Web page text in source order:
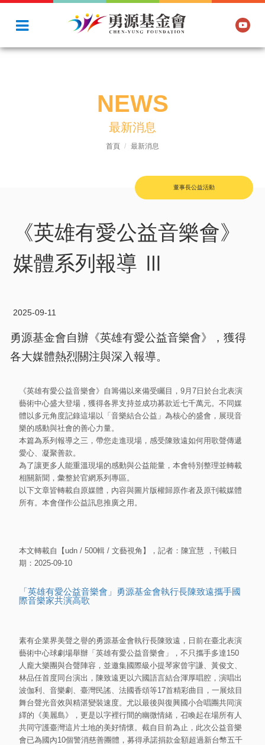
NEWS
最新消息
首頁 最新消息
董事長公益活動
《英雄有愛公益音樂會》
媒體系列報導 Ⅲ
2025-09-11
勇源基金會自辦《英雄有愛公益音樂會》，獲得
各大媒體熱烈關注與深入報導。
《英雄有愛公益音樂會》自籌備以來備受矚目，9月7日於台北表演
藝術中心盛大登場，獲得各界支持並成功募款近七千萬元。不同媒
體以多元角度記錄這場以「音樂結合公益」為核心的盛會，展現音
樂的感動與社會的善心力量。
本篇為系列報導之三，帶您走進現場，感受陳致遠如何用歌聲傳遞
愛心、凝聚善款。
為了讓更多人能重溫現場的感動與公益能量，本會特別整理並轉載
相關新聞，彙整於官網系列專區。
以下文章皆轉載自原媒體，內容與圖片版權歸原作者及原刊載媒體
所有。本會僅作公益訊息推廣之用。
本文轉載自【udn / 500輯 / 文藝視角】，記者：陳宜慧 ，刊載日
期：2025-09-10
「英雄有愛公益音樂會」勇源基金會執行長陳致遠攜手國
際音樂家共演高歌
素有企業界美聲之譽的勇源基金會執行長陳致遠，日前在臺北表演
藝術中心球劇場舉辦「英雄有愛公益音樂會」，不只攜手多達150
人龐大樂團與合聲陣容，並邀集國際級小提琴家曾宇謙、黃俊文、
林品任首度同台演出，陳致遠更以六國語言結合渾厚唱腔，演唱出
波伽利、音樂劇、臺灣民謠、法國香頌等17首精彩曲目，一展炫目
舞台聲光音效與精湛變裝速度。尤以最後與復興國小合唱團共同演
繹的《美麗島》，更是以字裡行間的幽微情緒，召喚起在場所有人
共同守護臺灣這片土地的美好情懷。截自目前為止，此次公益音樂
會已為國內10個警消慈善團體，募得承諾捐款金額超過新台幣五千